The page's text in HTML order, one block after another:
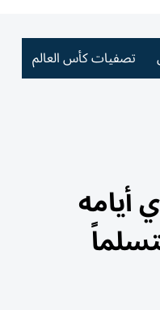
تصفيات كأس العالم
أيامه